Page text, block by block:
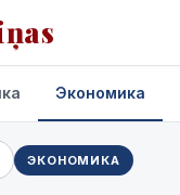
Экономика
ЭКОНОМИКА